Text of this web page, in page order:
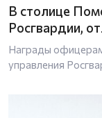
В столице
Росгвардии,
Награды
управления